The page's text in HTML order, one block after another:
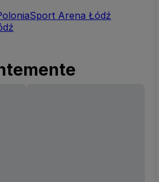
Sport Arena Łódź